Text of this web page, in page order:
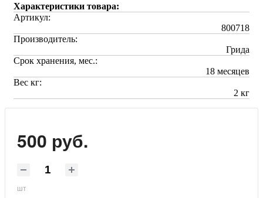
Характеристики товара:
Артикул:
800718
Производитель:
Грида
Срок хранения, мес.:
18 месяцев
Вес кг:
2 кг
500 руб.
шт